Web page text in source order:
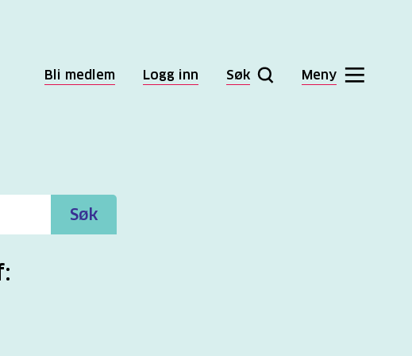
Bli medlem Logg inn Søk Meny
Søk